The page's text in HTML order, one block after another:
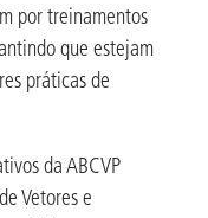
por treinamentos
que estejam
práticas de
da ABCVP
Vetores e